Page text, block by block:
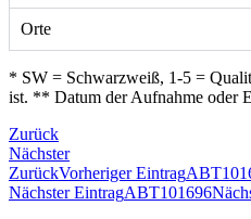
Orte
* SW = Schwarzweiß, 1-5 =
ist. ** Datum der Aufnahme oder
Zurück
Nächster
ZurückVorheriger Eintrag
Nächster EintragABT101696